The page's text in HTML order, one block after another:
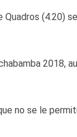
(4.20)
2018,
no se le